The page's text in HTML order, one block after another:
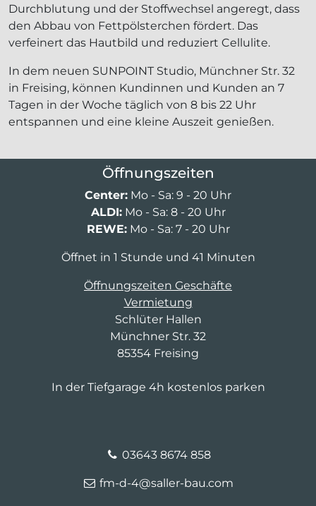
Durchblutung und der Stoffwechsel angeregt, dass
den Abbau von Fettpölsterchen fördert. Das
verfeinert das Hautbild und reduziert Cellulite.
In dem neuen SUNPOINT Studio, Münchner Str. 32
in Freising, können Kundinnen und Kunden an 7
Tagen in der Woche täglich von 8 bis 22 Uhr
entspannen und eine kleine Auszeit genießen.
Öffnungszeiten
Center: Mo - Sa: 9 - 20 Uhr
ALDI:Mo - Sa: 8 - 20 Uhr
REWE:Mo - Sa: 7 - 20 Uhr
Öffnet in 1 Stunde und 41 Minuten
Öffnungszeiten Geschäfte
Vermietung
Schlüter Hallen
Münchner Str. 32
85354 Freising
In der Tiefgarage 4h kostenlos parken
03643 8674 858
fm-d-4@saller-bau.com